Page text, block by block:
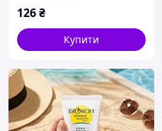
126₴
Купити